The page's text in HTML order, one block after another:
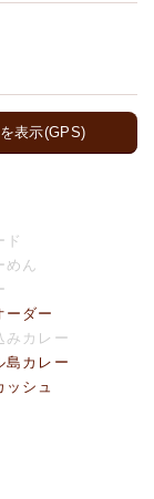
表示(GPS)
ド
めん
ーダー
みカレー
島カレー
ッシュ